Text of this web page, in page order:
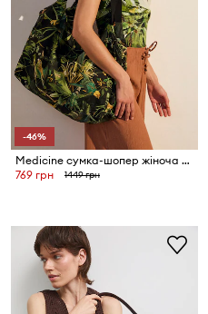
-46%
Medicine сумка-шопер жіноча бавовняна
769 грн
1449 грн